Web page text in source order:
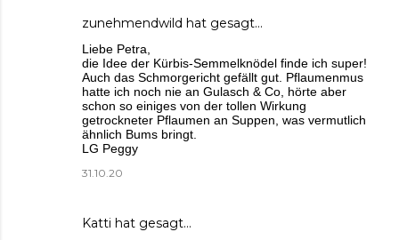
zunehmendwild hat gesagt…
Liebe Petra,
die Idee der Kürbis-Semmelknödel finde ich super!
Auch das Schmorgericht gefällt gut. Pflaumenmus
hatte ich noch nie an Gulasch & Co, hörte aber
schon so einiges von der tollen Wirkung
getrockneter Pflaumen an Suppen, was vermutlich
ähnlich Bums bringt.
LG Peggy
31.10.20
Katti hat gesagt…